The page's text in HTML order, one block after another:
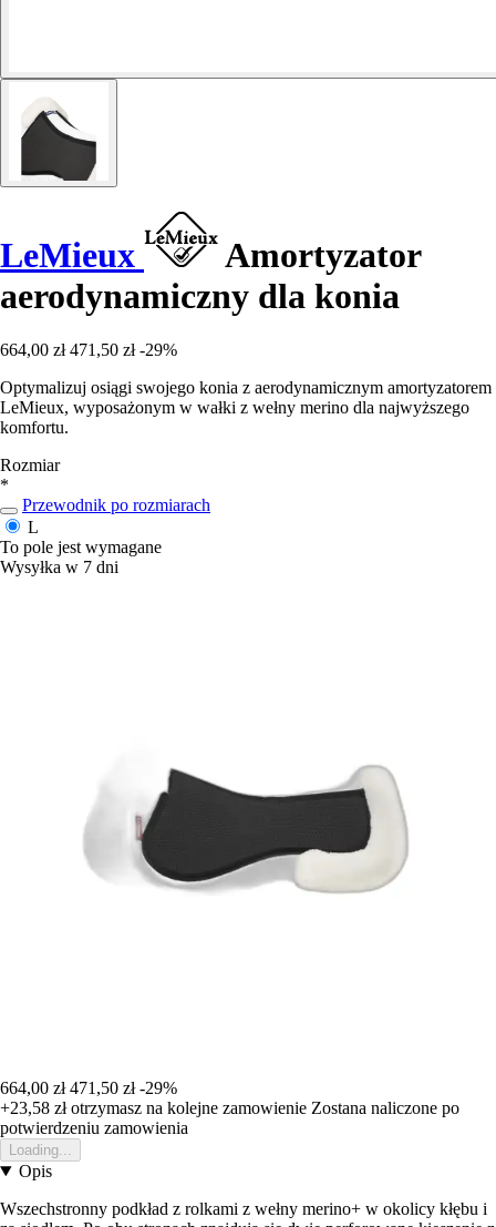
LeMieux
Amortyzator
aerodynamiczny dla konia
664,00 zł 471,50 zł -29%
Optymalizuj osiągi swojego konia z aerodynamicznym amortyzatorem
LeMieux, wyposażonym w wałki z wełny merino dla najwyższego
komfortu.
Rozmiar
*
Przewodnik po rozmiarach
L
To pole jest wymagane
Wysyłka w 7 dni
664,00 zł 471,50 zł -29%
+23,58 złotrzymasz na kolejne zamowienie Zostana naliczone po
potwierdzeniu zamowienia
Loading...
Opis
Wszechstronny podkład z rolkami z wełny merino+ w okolicy kłębu i